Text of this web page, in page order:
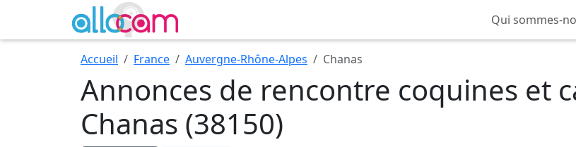
Qui sommes-
Accueil France Auvergne-Rhône-Alpes Chanas
Annonces de rencontre coquines et
Chanas (38150)